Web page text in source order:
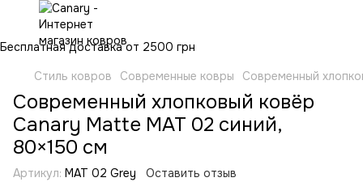
Бесплатная доставка от 2500 грн
Стиль ковров
Современные ковры Современный
Современный хлопковый ковёр
Canary Matte MAT 02 синий,
80×150 см
Артикул: MAT 02 Grey Оставить отзыв